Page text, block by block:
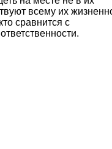
всему их
сравнится с